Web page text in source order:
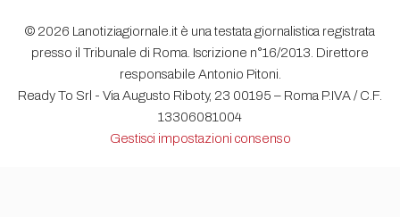
© 2026 Lanotiziagiornale.it è una testata giornalistica registrata
presso il Tribunale di Roma. Iscrizione n°16/2013. Direttore
responsabile Antonio Pitoni.
Ready To Srl - Via Augusto Riboty, 23 00195 – Roma P.IVA / C.F.
13306081004
Gestisci impostazioni consenso